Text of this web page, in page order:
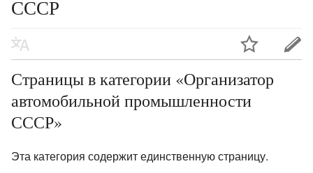
СССР
Страницы в категории «Организатор
автомобильной промышленности
СССР»
Эта категория содержит единственную страницу.